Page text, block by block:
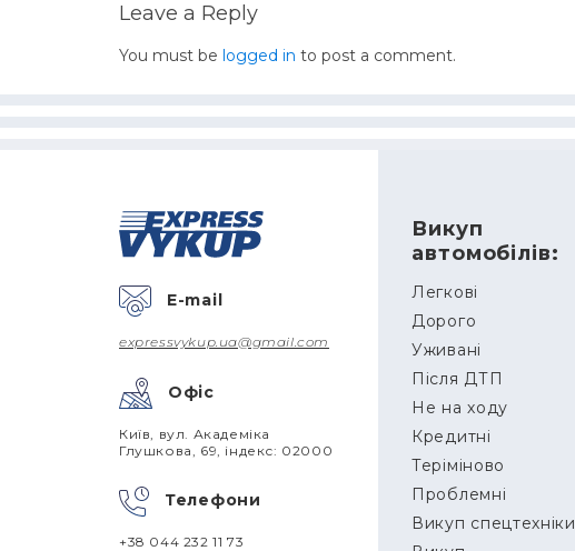
Leave a Reply
You must be logged in to post a comment.
E-mail
expressvykup.ua@gmail.com
Офіс
Київ, вул. Академіка
Глушкова, 69, індекс: 02000
Телефони
+38 044 232 11 73
Викуп
автомобілів:
Легкові
Дорого
Уживані
Після ДТП
Не на ходу
Кредитні
Теріміново
Проблемні
Викуп спецтехніки